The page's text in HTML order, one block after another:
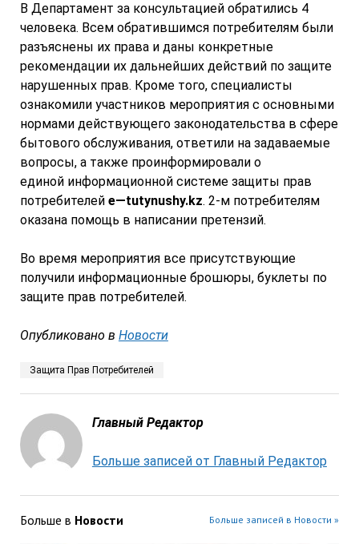
В Департамент за консультацией обратились 4
человека. Всем обратившимся потребителям были
разъяснены их права и даны конкретные
рекомендации их дальнейших действий по защите
нарушенных прав. Кроме того, специалисты
ознакомили участников мероприятия с основными
нормами действующего законодательства в сфере
бытового обслуживания, ответили на задаваемые
вопросы, а также проинформировали о
единой информационной системе защиты прав
потребителей e—tutynushy.kz. 2-м потребителям
оказана помощь в написании претензий.
Во время мероприятия все присутствующие
получили информационные брошюры, буклеты по
защите прав потребителей.
Опубликовано в Новости
Защита Прав Потребителей
Главный Редактор
Больше записей от Главный Редактор
Больше в Новости Больше записей в Новости »